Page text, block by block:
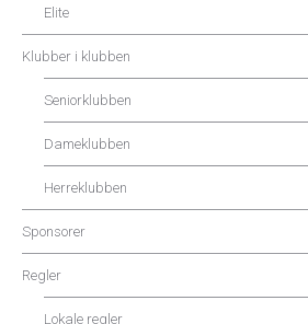
Elite
Klubber i klubben
Seniorklubben
Dameklubben
Herreklubben
Sponsorer
Regler
Lokale regler